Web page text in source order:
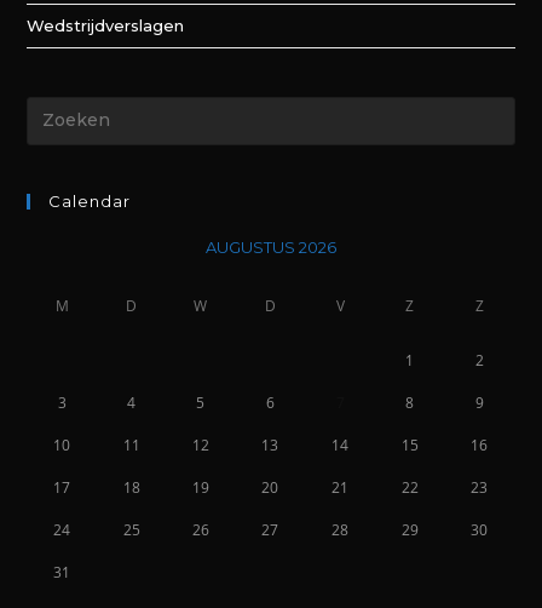
Wedstrijdverslagen
Calendar
AUGUSTUS 2026
M D W D V Z Z
1 2
3 4 5 6 8 9
10 11 12 13 14 15 16
17 18 19 20 21 22 23
24 25 26 27 28 29 30
31